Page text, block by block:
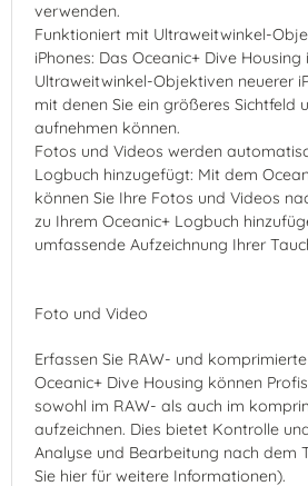
verwenden.
Funktioniert mit Ultraweitwinkel-
iPhones: Das Oceanic+ Dive
Ultraweitwinkel-Objektiven neuerer
mit denen Sie ein größeres Sichtfeld
aufnehmen können.
Fotos und Videos werden
Logbuch hinzugefügt: Mit dem
können Sie Ihre Fotos und Videos
zu Ihrem Oceanic+ Logbuch
umfassende Aufzeichnung Ihrer
Foto und Video
Erfassen Sie RAW- und
Oceanic+ Dive Housing können
sowohl im RAW- als auch im
aufzeichnen. Dies bietet Kontrolle
Analyse und Bearbeitung nach dem
Sie hier für weitere Informationen).